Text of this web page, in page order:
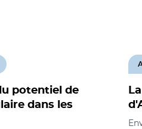
potentiel de
dans les